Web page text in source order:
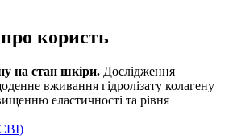
користь
на стан шкіри. Дослідження
вживання гідролізату колагену
еластичності та рівня